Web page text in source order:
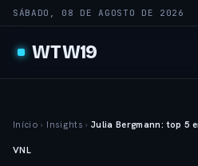
SÁBADO, 08 DE AGOSTO DE 2026
WTW19
Início › Insights › Julia Bergmann: top 5
VNL